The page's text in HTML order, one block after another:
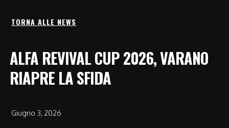
TORNA ALLE NEWS
ALFA REVIVAL CUP 2026, VARANO
RIAPRE LA SFIDA
Giugno 3, 2026